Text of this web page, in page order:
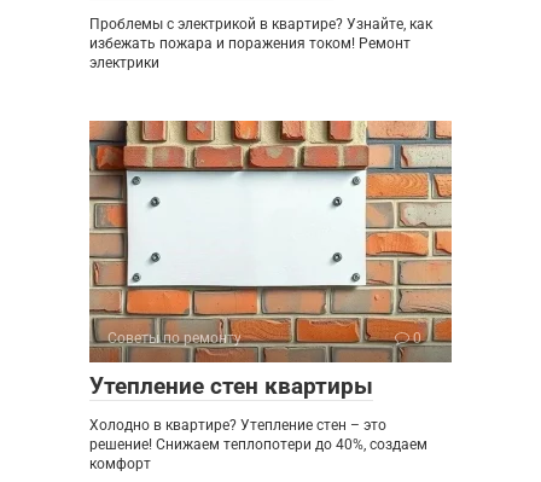
Проблемы с электрикой в квартире? Узнайте, как
избежать пожара и поражения током! Ремонт
электрики
Советы по ремонту 0
Утепление стен квартиры
Холодно в квартире? Утепление стен – это
решение! Снижаем теплопотери до 40%, создаем
комфорт